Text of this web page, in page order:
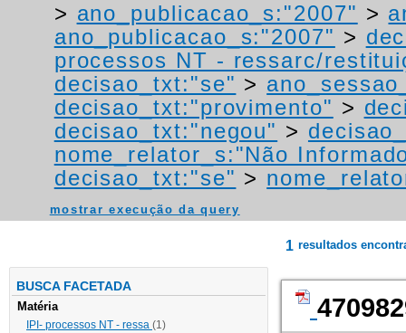
> ano_publicacao_s:"2007" >
ano_publicacao_s:"2007" >
processos NT - ressarc/
decisao_txt:"se" >
decisao_txt:"provimento" >
decisao_txt:"negou" >
nome_relator_s:"Não
decisao_txt:"se" >
mostrar execução da query
BUSCA FACETADA
Matéria
IPI- processos NT - ressa (1)
1 resultados